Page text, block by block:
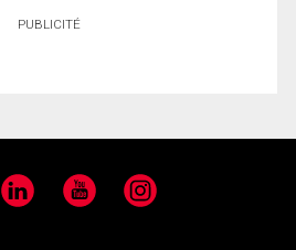
PUBLICITÉ
LinkedIn YouTube Instagram